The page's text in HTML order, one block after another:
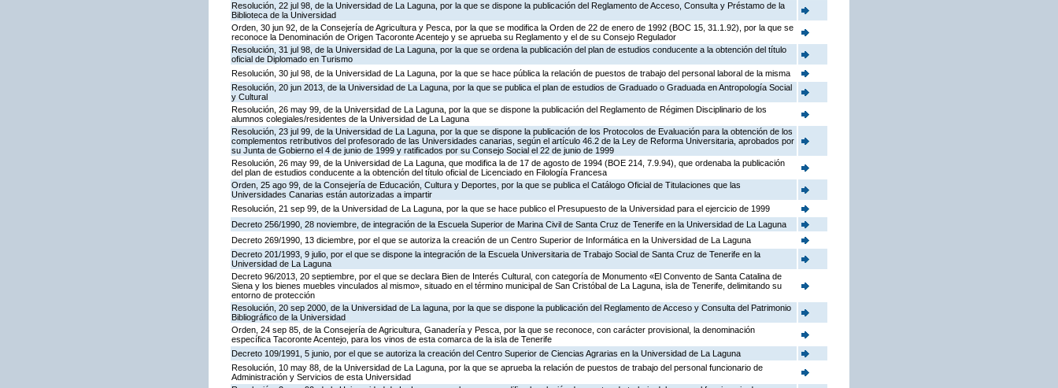
Resolución, 22 jul 98, de la Universidad de La Laguna, por la que se dispone la publicación del Reglamento de Acceso, Consulta y Préstamo de la
Biblioteca de la Universidad
Orden, 30 jun 92, de la Consejería de Agricultura y Pesca, por la que se modifica la Orden de 22 de enero de 1992 (BOC 15, 31.1.92), por la que se
reconoce la Denominación de Origen Tacoronte Acentejo y se aprueba su Reglamento y el de su Consejo Regulador
Resolución, 31 jul 98, de la Universidad de La Laguna, por la que se ordena la publicación del plan de estudios conducente a la obtención del título
oficial de Diplomado en Turismo
Resolución, 30 jul 98, de la Universidad de La Laguna, por la que se hace pública la relación de puestos de trabajo del personal laboral de la misma
Resolución, 20 jun 2013, de la Universidad de La Laguna, por la que se publica el plan de estudios de Graduado o Graduada en Antropología Social
y Cultural
Resolución, 26 may 99, de la Universidad de La Laguna, por la que se dispone la publicación del Reglamento de Régimen Disciplinario de los
alumnos colegiales/residentes de la Universidad de La Laguna
Resolución, 23 jul 99, de la Universidad de La Laguna, por la que se dispone la publicación de los Protocolos de Evaluación para la obtención de los
complementos retributivos del profesorado de las Universidades canarias, según el artículo 46.2 de la Ley de Reforma Universitaria, aprobados por
su Junta de Gobierno el 4 de junio de 1999 y ratificados por su Consejo Social el 22 de junio de 1999
Resolución, 26 may 99, de la Universidad de La Laguna, que modifica la de 17 de agosto de 1994 (BOE 214, 7.9.94), que ordenaba la publicación
del plan de estudios conducente a la obtención del título oficial de Licenciado en Filología Francesa
Orden, 25 ago 99, de la Consejería de Educación, Cultura y Deportes, por la que se publica el Catálogo Oficial de Titulaciones que las
Universidades Canarias están autorizadas a impartir
Resolución, 21 sep 99, de la Universidad de La Laguna, por la que se hace publico el Presupuesto de la Universidad para el ejercicio de 1999
Decreto 256/1990, 28 noviembre, de integración de la Escuela Superior de Marina Civil de Santa Cruz de Tenerife en la Universidad de La Laguna
Decreto 269/1990, 13 diciembre, por el que se autoriza la creación de un Centro Superior de Informática en la Universidad de La Laguna
Decreto 201/1993, 9 julio, por el que se dispone la integración de la Escuela Universitaria de Trabajo Social de Santa Cruz de Tenerife en la
Universidad de La Laguna
Decreto 96/2013, 20 septiembre, por el que se declara Bien de Interés Cultural, con categoría de Monumento «El Convento de Santa Catalina de
Siena y los bienes muebles vinculados al mismo», situado en el término municipal de San Cristóbal de La Laguna, isla de Tenerife, delimitando su
entorno de protección
Resolución, 20 sep 2000, de la Universidad de La laguna, por la que se dispone la publicación del Reglamento de Acceso y Consulta del Patrimonio
Bibliográfico de la Universidad
Orden, 24 sep 85, de la Consejería de Agricultura, Ganadería y Pesca, por la que se reconoce, con carácter provisional, la denominación
específica Tacoronte Acentejo, para los vinos de esta comarca de la isla de Tenerife
Decreto 109/1991, 5 junio, por el que se autoriza la creación del Centro Superior de Ciencias Agrarias en la Universidad de La Laguna
Resolución, 10 may 88, de la Universidad de La Laguna, por la que se aprueba la relación de puestos de trabajo del personal funcionario de
Administración y Servicios de esta Universidad